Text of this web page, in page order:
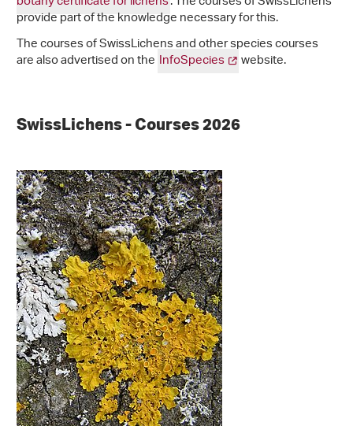
provide part of the knowledge necessary for this.
The courses of SwissLichens and other species courses
are also advertised on the InfoSpecies website.
SwissLichens - Courses 2026